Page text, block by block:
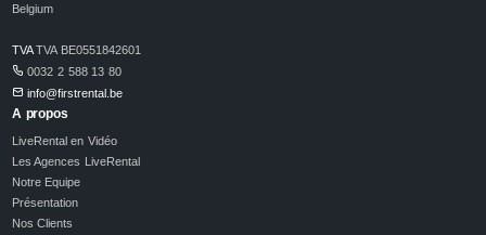
Belgium
TVATVA BE0551842601
0032 2 588 13 80
info@firstrental.be
A propos
LiveRental en Vidéo
Les Agences LiveRental
Notre Equipe
Présentation
Nos Clients